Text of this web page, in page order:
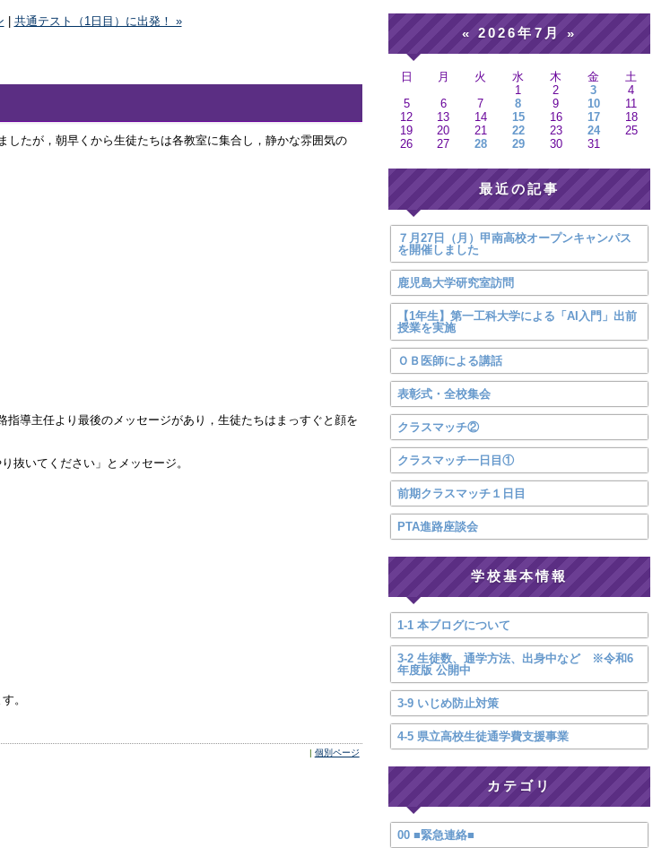
共通テスト（1日目）に出発！ »
たが，朝早くから生徒たちは各教室に集合し，静かな雰囲気の
導主任より最後のメッセージがあり，生徒たちはまっすぐと顔を
抜いてください」とメッセージ。
。
| 個別ページ
«2026年7月 »
日 月 火 水 木 金
土
1
2 3
4
5
6 7 8 9 10
11
12
13 14 15 16 17
18
19
20 21 22 23 24
25
26
27 28 29 30 31
最近の記事
７月27日（月）甲南高校オープンキャンパス
を開催しました
鹿児島大学研究室訪問
【1年生】第一工科大学による「AI入門」出前
授業を実施
ＯＢ医師による講話
表彰式・全校集会
クラスマッチ②
クラスマッチ一日目①
前期クラスマッチ１日目
PTA進路座談会
学校基本情報
1-1 本ブログについて
3-2 生徒数、通学方法、出身中など ※令和6
年度版 公開中
3-9 いじめ防止対策
4-5 県立高校生徒通学費支援事業
カテゴリ
00 ■緊急連絡■